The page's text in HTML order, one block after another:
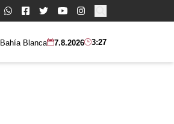
Buscar:
Bahía Blanca 7.8.2026 3:27